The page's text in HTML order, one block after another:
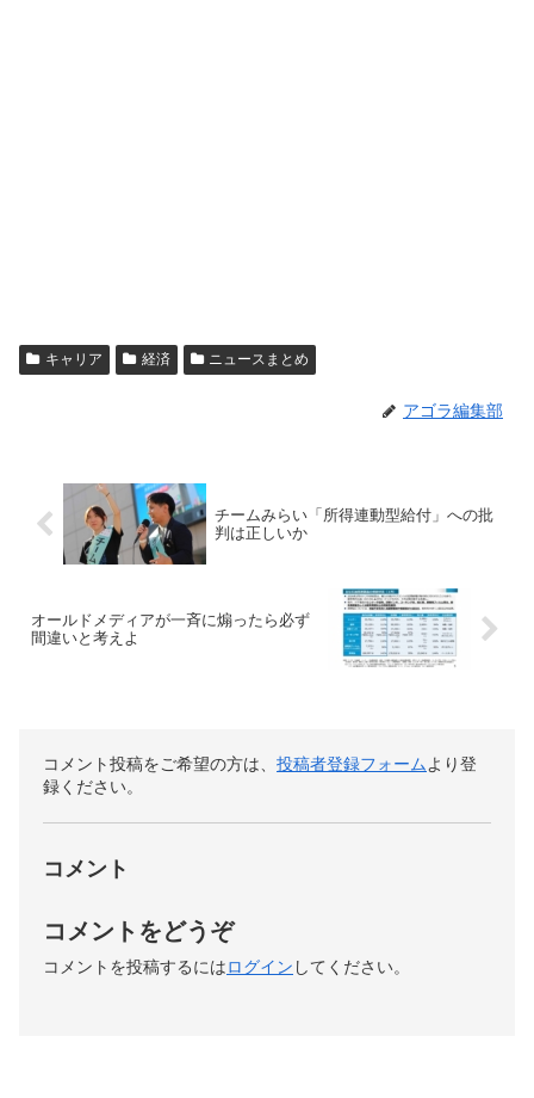
キャリア 経済 ニュースまとめ
アゴラ編集部
チームみらい「所得連動型給付」への批
判は正しいか
オールドメディアが一斉に煽ったら必ず
間違いと考えよ
コメント投稿をご希望の方は、 投稿者登録フォームより登
録ください。
コメント
コメントをどうぞ
コメントを投稿するにはログイン してください。